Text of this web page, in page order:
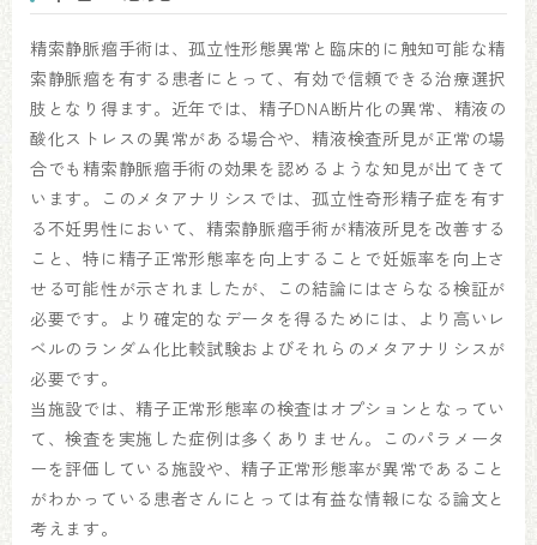
精索静脈瘤手術は、孤立性形態異常と臨床的に触知可能な精
索静脈瘤を有する患者にとって、有効で信頼できる治療選択
肢となり得ます。近年では、精子DNA断片化の異常、精液の
酸化ストレスの異常がある場合や、精液検査所見が正常の場
合でも精索静脈瘤手術の効果を認めるような知見が出てきて
います。このメタアナリシスでは、孤立性奇形精子症を有す
る不妊男性において、精索静脈瘤手術が精液所見を改善する
こと、特に精子正常形態率を向上することで妊娠率を向上さ
せる可能性が示されましたが、この結論にはさらなる検証が
必要です。より確定的なデータを得るためには、より高いレ
ベルのランダム化比較試験およびそれらのメタアナリシスが
必要です。
当施設では、精子正常形態率の検査はオプションとなってい
て、検査を実施した症例は多くありません。このパラメータ
ーを評価している施設や、精子正常形態率が異常であること
がわかっている患者さんにとっては有益な情報になる論文と
考えます。